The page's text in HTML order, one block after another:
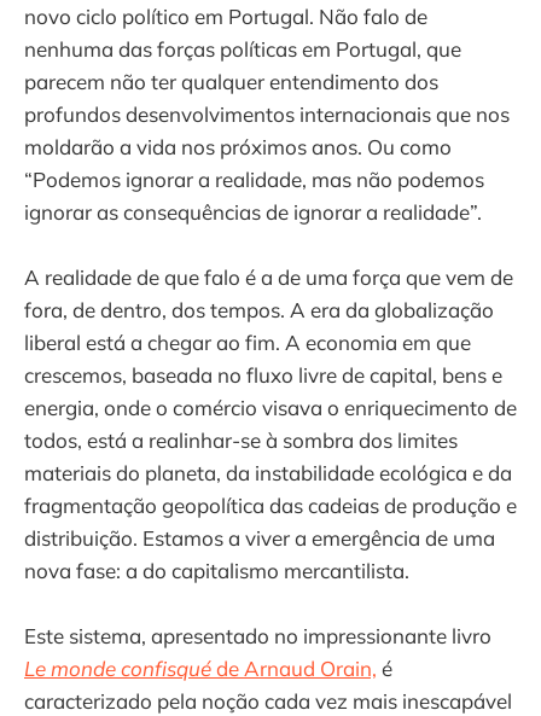
novo ciclo político em Portugal. Não falo de
nenhuma das forças políticas em Portugal, que
parecem não ter qualquer entendimento dos
profundos desenvolvimentos internacionais que nos
moldarão a vida nos próximos anos. Ou como
“Podemos ignorar a realidade, mas não podemos
ignorar as consequências de ignorar a realidade”.
A realidade de que falo é a de uma força que vem de
fora, de dentro, dos tempos. A era da globalização
liberal está a chegar ao fim. A economia em que
crescemos, baseada no fluxo livre de capital, bens e
energia, onde o comércio visava o enriquecimento de
todos, está a realinhar-se à sombra dos limites
materiais do planeta, da instabilidade ecológica e da
fragmentação geopolítica das cadeias de produção e
distribuição. Estamos a viver a emergência de uma
nova fase: a do capitalismo mercantilista.
Este sistema, apresentado no impressionante livro
Le monde confisquéde Arnaud Orain, é
caracterizado pela noção cada vez mais inescapável